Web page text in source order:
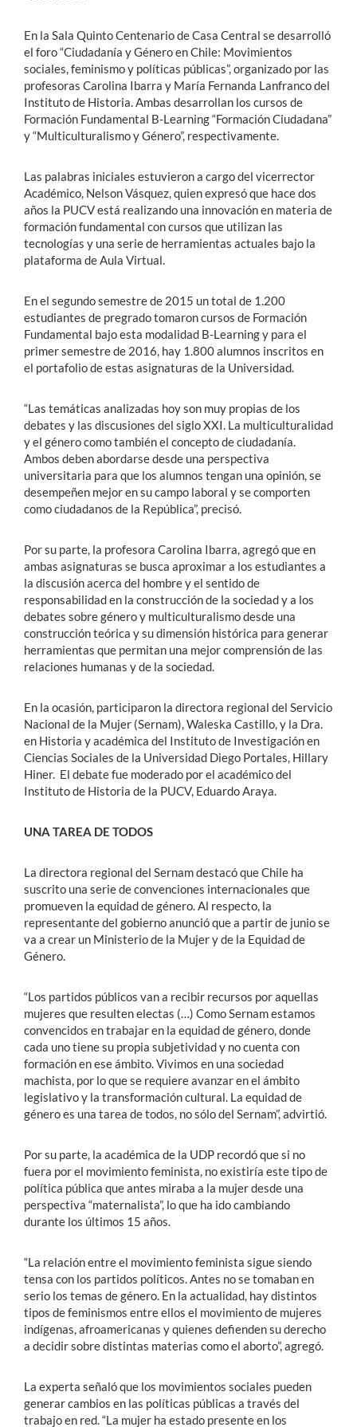
En la Sala Quinto Centenario de Casa Central se desarrolló
el foro “Ciudadanía y Género en Chile: Movimientos
sociales, feminismo y políticas públicas”, organizado por las
profesoras Carolina Ibarra y María Fernanda Lanfranco del
Instituto de Historia. Ambas desarrollan los cursos de
Formación Fundamental B-Learning “Formación Ciudadana”
y “Multiculturalismo y Género”, respectivamente.
Las palabras iniciales estuvieron a cargo del vicerrector
Académico, Nelson Vásquez, quien expresó que hace dos
años la PUCV está realizando una innovación en materia de
formación fundamental con cursos que utilizan las
tecnologías y una serie de herramientas actuales bajo la
plataforma de Aula Virtual.
En el segundo semestre de 2015 un total de 1.200
estudiantes de pregrado tomaron cursos de Formación
Fundamental bajo esta modalidad B-Learning y para el
primer semestre de 2016, hay 1.800 alumnos inscritos en
el portafolio de estas asignaturas de la Universidad.
“Las temáticas analizadas hoy son muy propias de los
debates y las discusiones del siglo XXI. La multiculturalidad
y el género como también el concepto de ciudadanía.
Ambos deben abordarse desde una perspectiva
universitaria para que los alumnos tengan una opinión, se
desempeñen mejor en su campo laboral y se comporten
como ciudadanos de la República”, precisó.
Por su parte, la profesora Carolina Ibarra, agregó que en
ambas asignaturas se busca aproximar a los estudiantes a
la discusión acerca del hombre y el sentido de
responsabilidad en la construcción de la sociedad y a los
debates sobre género y multiculturalismo desde una
construcción teórica y su dimensión histórica para generar
herramientas que permitan una mejor comprensión de las
relaciones humanas y de la sociedad.
En la ocasión, participaron la directora regional del Servicio
Nacional de la Mujer (Sernam), Waleska Castillo, y la Dra.
en Historia y académica del Instituto de Investigación en
Ciencias Sociales de la Universidad Diego Portales, Hillary
Hiner. El debate fue moderado por el académico del
Instituto de Historia de la PUCV, Eduardo Araya.
UNA TAREA DE TODOS
La directora regional del Sernam destacó que Chile ha
suscrito una serie de convenciones internacionales que
promueven la equidad de género. Al respecto, la
representante del gobierno anunció que a partir de junio se
va a crear un Ministerio de la Mujer y de la Equidad de
Género.
“Los partidos públicos van a recibir recursos por aquellas
mujeres que resulten electas (…) Como Sernam estamos
convencidos en trabajar en la equidad de género, donde
cada uno tiene su propia subjetividad y no cuenta con
formación en ese ámbito. Vivimos en una sociedad
machista, por lo que se requiere avanzar en el ámbito
legislativo y la transformación cultural. La equidad de
género es una tarea de todos, no sólo del Sernam”, advirtió.
Por su parte, la académica de la UDP recordó que si no
fuera por el movimiento feminista, no existiría este tipo de
política pública que antes miraba a la mujer desde una
perspectiva “maternalista”, lo que ha ido cambiando
durante los últimos 15 años.
“La relación entre el movimiento feminista sigue siendo
tensa con los partidos políticos. Antes no se tomaban en
serio los temas de género. En la actualidad, hay distintos
tipos de feminismos entre ellos el movimiento de mujeres
indígenas, afroamericanas y quienes defienden su derecho
a decidir sobre distintas materias como el aborto”, agregó.
La experta señaló que los movimientos sociales pueden
generar cambios en las políticas públicas a través del
trabajo en red. “La mujer ha estado presente en los